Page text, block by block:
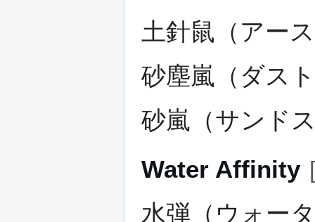
土針鼠（アー
砂塵嵐（ダス
砂嵐（サンド
Water Affinity [
水弾（ウォー